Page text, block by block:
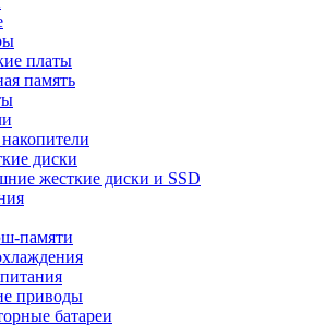
платы
память
диски
жесткие диски и SSD
памяти
приводы
батареи